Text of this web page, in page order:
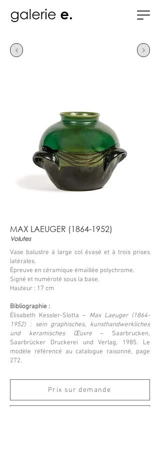
MAX LAEUGER (1864-1952)
Volutes
Vase balustre à large col évasé et à trois prises
latérales.
Épreuve en céramique émaillée polychrome.
Signé et numéroté sous la base.
Hauteur : 17 cm
Bibliographie :
Élisabeth Kessler-Slotta – Max Laeuger (1864-
1952) : sein graphisches, kunsthandwerkliches
und keramisches Œuvre– Saarbrucken,
Saarbrücker Druckerei und Verlag, 1985. Le
modèle référencé au catalogue raisonné, page
272.
Prix sur demande